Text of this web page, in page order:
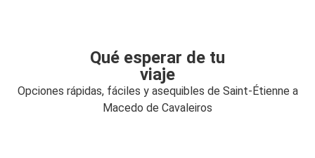
Qué esperar de tu
viaje
Opciones rápidas, fáciles y asequibles de Saint-Étienne a
Macedo de Cavaleiros